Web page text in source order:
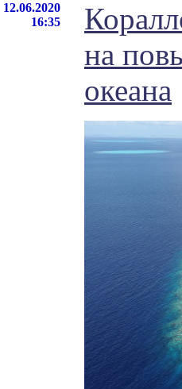
12.06.2020
16:35
на
океана